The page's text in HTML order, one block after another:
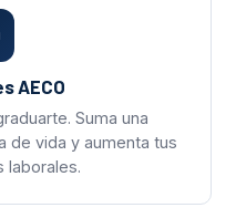
AECO
Suma una
de vida y aumenta tus
laborales.